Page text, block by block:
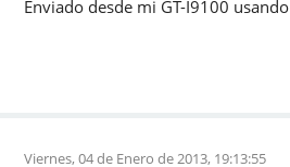
Enviado desde mi GT-I9100
Viernes, 04 de Enero de 2013, 19:13:55